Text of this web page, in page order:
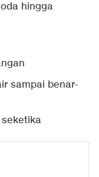
hingga
sampai benar-